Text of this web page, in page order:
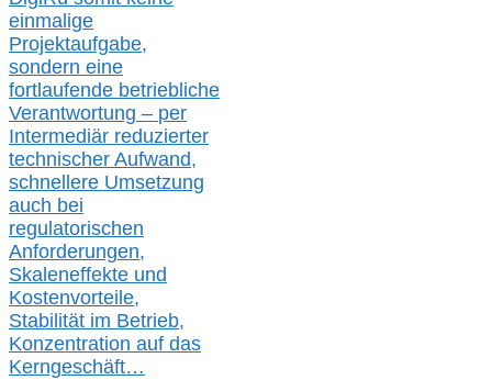
einmalige
Projektaufgabe,
sondern eine
fortlaufende betriebliche
Verantwortung – per
Intermediär reduzierter
technischer Aufwand,
schnellere Umsetzung
auch bei
regulatorischen
Anforderungen,
Skaleneffekte und
Kostenvorteile,
Stabilität im Betrieb,
Konzentration auf das
Kerngeschäft…